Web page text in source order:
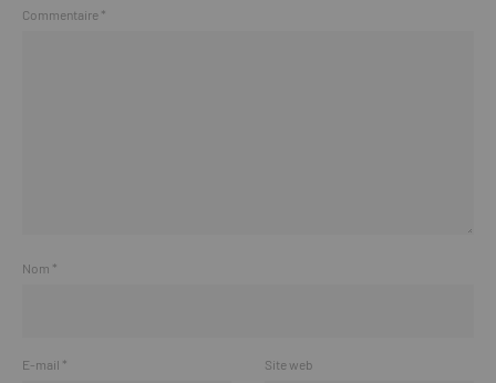
Commentaire *
Nom *
E-mail * Site web